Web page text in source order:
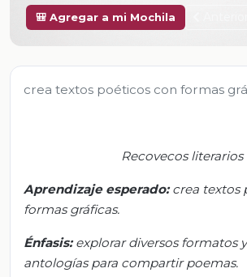
🎒 Agregar a mi Mochila
crea textos poéticos con formas
Recovecos literarios
Aprendizaje esperado:crea textos
formas gráficas.
Énfasis:explorar diversos formatos
antologías para compartir poemas.